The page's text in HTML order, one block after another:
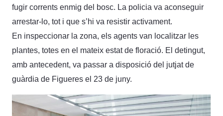
fugir corrents enmig del bosc. La policia va aconseguir
arrestar-lo, tot i que s’hi va resistir activament.
En inspeccionar la zona, els agents van localitzar les
plantes, totes en el mateix estat de floració. El detingut,
amb antecedent, va passar a disposició del jutjat de
guàrdia de Figueres el 23 de juny.